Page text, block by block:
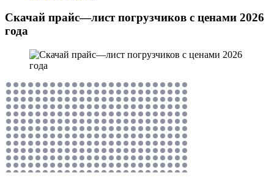
Скачай прайс—лист погрузчиков с ценами 2026
года